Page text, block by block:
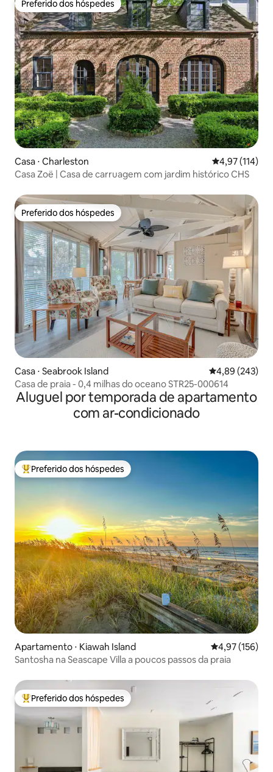
Preferido dos hóspedes
Preferido dos hóspedes
Casa ⋅ Charleston 4,97 de uma
4,97 (114)
Casa Zoë | Casa de carruagem com jardim histórico CHS
Preferido dos hóspedes
Preferido dos hóspedes
Casa ⋅ Seabrook Island 4,89 de uma
4,89 (243)
Casa de praia - 0,4 milhas do oceano STR25-000614
Aluguel por temporada de apartamento
com ar-condicionado
Entre os melhores preferidos dos hóspedes
Preferido dos hóspedes
Apartamento ⋅ Kiawah Island 4,97 de uma
4,97 (156)
Santosha na Seascape Villa a poucos passos da praia
Entre os melhores preferidos dos hóspedes
Preferido dos hóspedes